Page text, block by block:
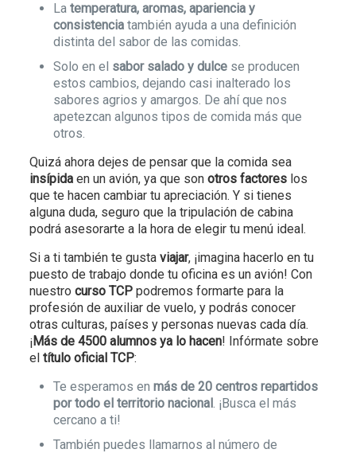
La temperatura, aromas, apariencia y
consistenciatambién ayuda a una definición
distinta del sabor de las comidas.
Solo en el sabor salado y dulcese producen
estos cambios, dejando casi inalterado los
sabores agrios y amargos. De ahí que nos
apetezcan algunos tipos de comida más que
otros.
Quizá ahora dejes de pensar que la comida sea
insípidaen un avión, ya que sonotros factoreslos
que te hacen cambiar tu apreciación. Y si tienes
alguna duda, seguro que la tripulación de cabina
podrá asesorarte a la hora de elegir tu menú ideal.
Si a ti también te gusta viajar, ¡imagina hacerlo en tu
puesto de trabajo donde tu oficina es un avión! Con
nuestro curso TCPpodremos formarte para la
profesión de auxiliar de vuelo, y podrás conocer
otras culturas, países y personas nuevas cada día.
¡Más de 4500 alumnos ya lo hacen! Infórmate sobre
eltítulo oficial TCP:
Te esperamos en más de 20 centros repartidos
por todo el territorio nacional. ¡Busca el más
cercano a ti!
También puedes llamarnos al número de